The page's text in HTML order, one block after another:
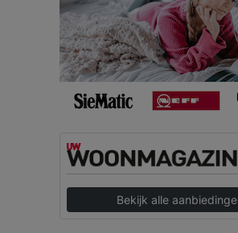
Bekijk alle